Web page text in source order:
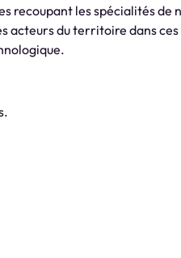
recoupant les spécialités de
acteurs du territoire dans